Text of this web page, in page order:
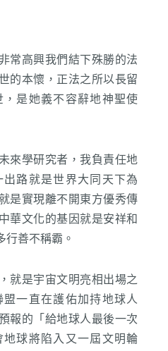
常高興我們結下殊勝的法
的本懷，正法之所以長留
是她義不容辭地神聖使
來學研究者，我負責任地
路就是世界大同天下為
是實現離不開東方優秀傳
華文化的基因就是安祥和
行善不稱霸。
就是宇宙文明亮相出場之
一直在護佑加持地球人
報的「給地球人最後一次
球將陷入又一屆文明輪